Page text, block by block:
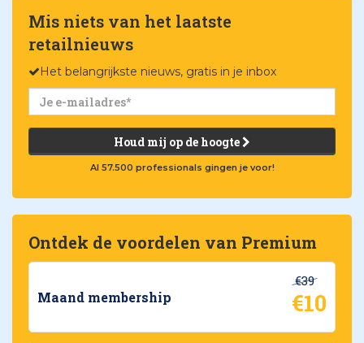
Mis niets van het laatste
retailnieuws
Het belangrijkste nieuws, gratis in je inbox
Houd mij op de hoogte
Al 57.500 professionals gingen je voor!
Ontdek de voordelen van Premium
Maand membership
€39
€10